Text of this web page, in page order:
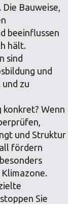
Bauweise,
beeinflussen
hält.
sind
und
zu
Wenn
und Struktur
fördern
Sie